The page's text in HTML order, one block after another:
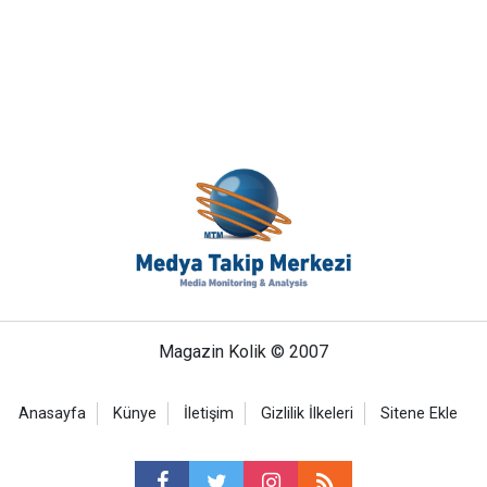
Magazin Kolik © 2007
Anasayfa Künye İletişim Gizlilik İlkeleri Sitene Ekle